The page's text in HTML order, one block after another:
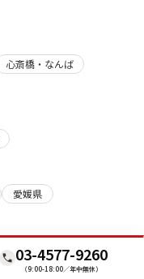
03-4577-9260
（9:00-18:00／年中無休）
心斎橋・なんば
愛媛県
宮崎県
鹿児島県